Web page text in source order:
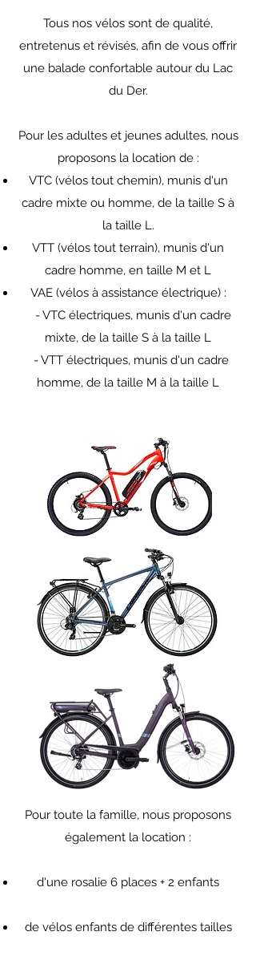
Pour toute la famille, nous proposons
également la location :
d'une rosalie 6 places + 2 enfants
de vélos enfants de différentes tailles
Tous nos vélos sont de qualité,
entretenus et révisés, afin de vous offrir
une balade confortable autour du Lac
du Der.
Pour les adultes et jeunes adultes, nous
proposons la location de :
VTC (vélos tout chemin), munis d'un
cadre mixte ou homme, de la taille S à
la taille L.
VTT (vélos tout terrain), munis d'un
cadre homme, en taille M et L
VAE (vélos à assistance électrique) :
- VTC électriques, munis d'un cadre
mixte, de la taille S à la taille L
- VTT électriques, munis d'un cadre
homme, de la taille M à la taille L